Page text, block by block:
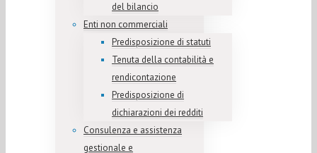
del bilancio
Enti non commerciali
Predisposizione di statuti
Tenuta della contabilità e
rendicontazione
Predisposizione di
dichiarazioni dei redditi
Consulenza e assistenza
gestionale e